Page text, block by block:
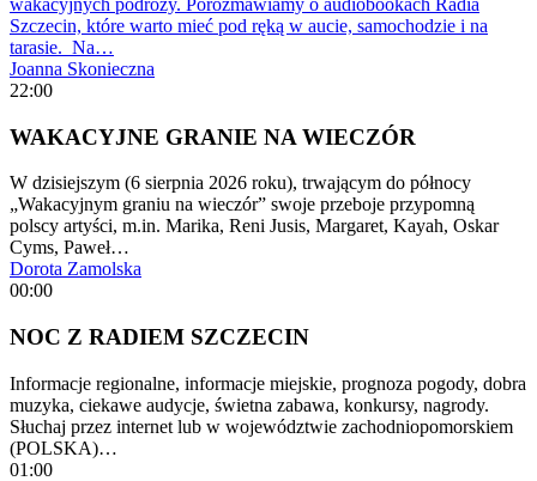
Szczecin, które warto mieć pod ręką w aucie, samochodzie i na
tarasie. Na…
Joanna Skonieczna
22:00
WAKACYJNE GRANIE NA WIECZÓR
W dzisiejszym (6 sierpnia 2026 roku), trwającym do północy
„Wakacyjnym graniu na wieczór” swoje przeboje przypomną
polscy artyści, m.in. Marika, Reni Jusis, Margaret, Kayah, Oskar
Cyms, Paweł…
Dorota Zamolska
00:00
NOC Z RADIEM SZCZECIN
Informacje regionalne, informacje miejskie, prognoza pogody, dobra
muzyka, ciekawe audycje, świetna zabawa, konkursy, nagrody.
Słuchaj przez internet lub w województwie zachodniopomorskiem
(POLSKA)…
01:00